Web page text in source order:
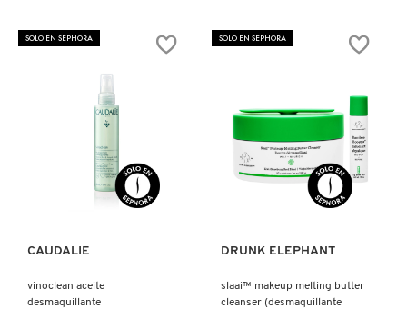
PATCHOLOGY
PEACE OUT SKINCARE
SOLO EN SEPHORA
Ver más
CAUDALIE
vinoclean aceite
desmaquillante
SOLO EN SEPHORA
Ver más
DRUNK ELEPHANT
slaai™ makeup melting butter
cleanser (desmaquillante